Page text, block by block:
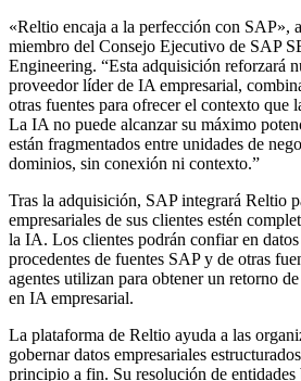
«Reltio encaja a la perfección con SAP»,
miembro del Consejo Ejecutivo de SAP
Engineering. “Esta adquisición reforzará
proveedor líder de IA empresarial,
otras fuentes para ofrecer el contexto que
La IA no puede alcanzar su máximo
están fragmentados entre unidades de
dominios, sin conexión ni contexto.”
Tras la adquisición, SAP integrará Reltio
empresariales de sus clientes estén
la IA. Los clientes podrán confiar en
procedentes de fuentes SAP y de otras
agentes utilizan para obtener un retorno
en IA empresarial.
La plataforma de Reltio ayuda a las
gobernar datos empresariales
principio a fin. Su resolución de